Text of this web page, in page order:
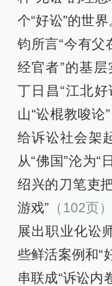
个“好讼”的世
钧所言“今有父
经官者”的基层
丁日昌“江北好
山“讼棍教唆论”
给诉讼社会架
从“佛国”沦为“
绍兴的刀笔吏
游戏” （102页）
展出职业化讼
些鲜活案例和“
串联成“诉讼内